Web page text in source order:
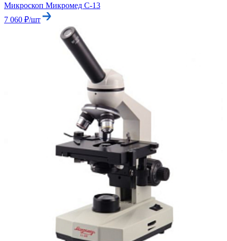
Микроскоп Микромед С-13
7 060 ₽/шт